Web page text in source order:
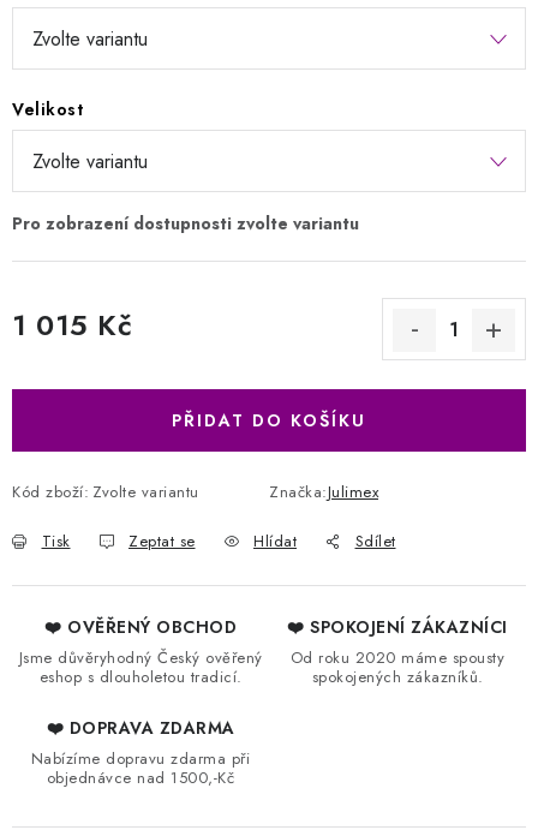
Velikost
1 015 Kč
PŘIDAT DO KOŠÍKU
Kód zboží: Zvolte variantu Značka:Julimex
Tisk Zeptat se Hlídat Sdílet
❤️ OVĚŘENÝ OBCHOD
Jsme důvěryhodný Český ověřený
eshop s dlouholetou tradicí.
❤️ SPOKOJENÍ ZÁKAZNÍCI
Od roku 2020 máme spousty
spokojených zákazníků.
❤️ DOPRAVA ZDARMA
Nabízíme dopravu zdarma při
objednávce nad 1500,-Kč